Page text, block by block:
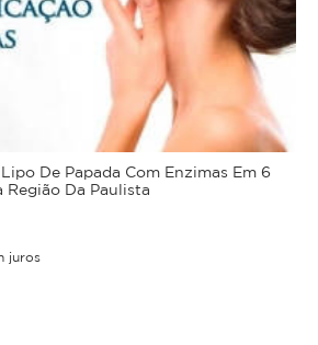
De Papada Com Enzimas Em 6
Região Da Paulista
juros